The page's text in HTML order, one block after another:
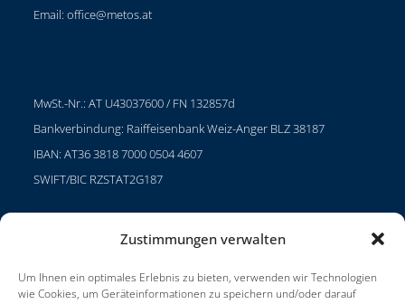
Zustimmungen verwalten
Um Ihnen ein optimales Erlebnis zu bieten, verwenden wir Technologien
wie Cookies, um Geräteinformationen zu speichern und/oder darauf
Email:office@metos.at
MwSt.-Nr.: AT U43037600 / FN 132857d
Bankverbindung: Raiffeisenbank Weiz-Anger BLZ 38187
IBAN: AT36 3818 7000 0504 4607
SWIFT/BIC RZSTAT2G187
Karriere